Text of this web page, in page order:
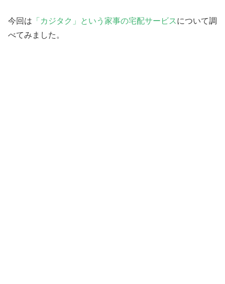
今回は 「カジタク」という家事の宅配サービス について調
べてみました。